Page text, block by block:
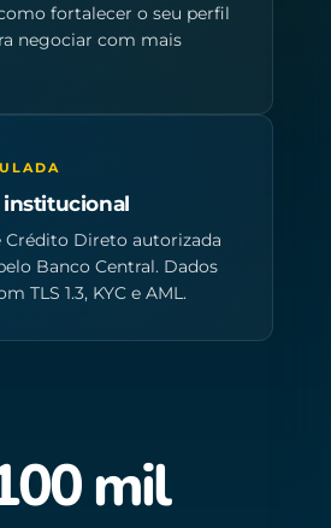
fortalecer o seu perfil
negociar com mais
institucional
Crédito Direto autorizada
Banco Central. Dados
TLS 1.3, KYC e AML.
mil